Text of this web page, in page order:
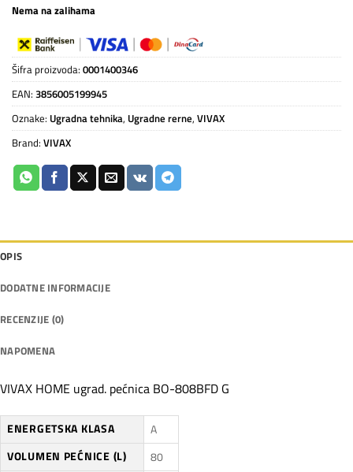
Nema na zalihama
Šifra proizvoda: 0001400346
EAN: 3856005199945
Oznake: Ugradna tehnika, Ugradne rerne, VIVAX
Brand: VIVAX
OPIS
DODATNE INFORMACIJE
RECENZIJE (0)
NAPOMENA
VIVAX HOME ugrad. pećnica BO-808BFD G
ENERGETSKA KLASA
A
VOLUMEN PEĆNICE (L)
80